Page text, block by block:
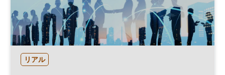
リアル